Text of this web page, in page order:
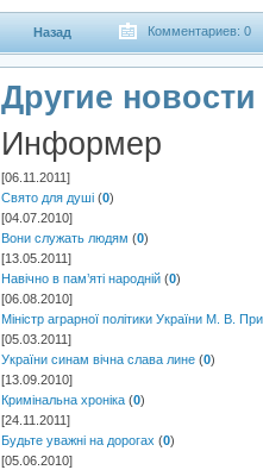
Назад Комментариев: 0
Другие
Информер
[06.11.2011]
Свято для душі (0)
[04.07.2010]
Вони служать людям (0)
[13.05.2011]
Навічно в пам’яті народній (0)
[06.08.2010]
Міністр аграрної політики України М. В.
[05.03.2011]
України синам вічна слава лине (0)
[13.09.2010]
Кримінальна хроніка (0)
[24.11.2011]
Будьте уважні на дорогах (0)
[05.06.2010]